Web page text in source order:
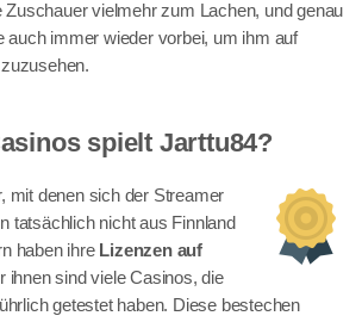
Zuschauer vielmehr zum Lachen, und genau
auch immer wieder vorbei, um ihm auf
spielt Jarttu84?
mit denen sich der Streamer
tatsächlich nicht aus Finnland
haben ihre Lizenzen auf
ihnen sind viele Casinos, die
getestet haben. Diese bestechen